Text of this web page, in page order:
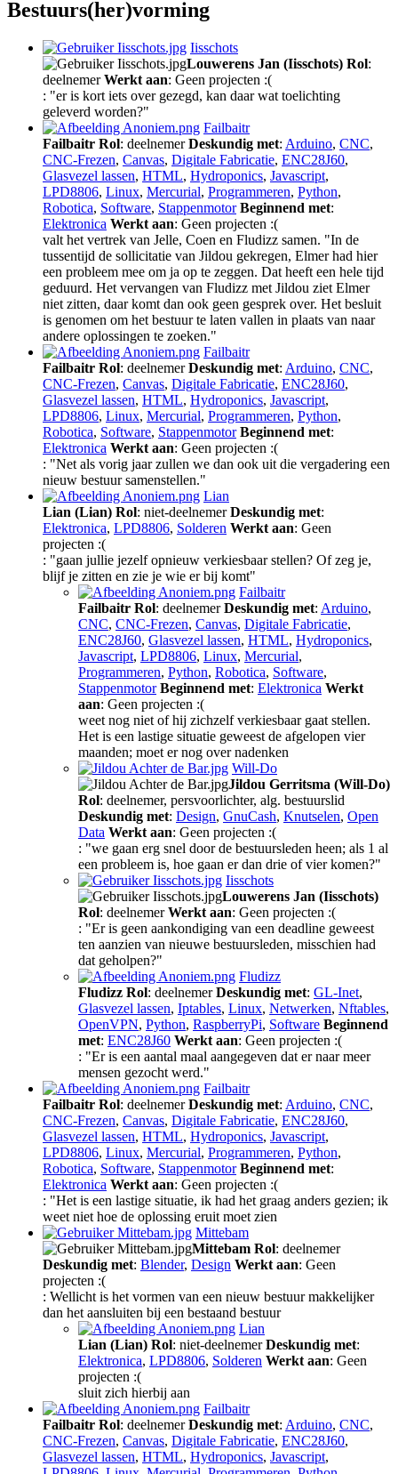
Bestuurs(her)vorming
Iisschots
Louwerens Jan (Iisschots) Rol:
deelnemerWerkt aan: Geen projecten :(
: "er is kort iets over gezegd, kan daar wat toelichting
geleverd worden?"
Failbaitr
Failbaitr Rol: deelnemerDeskundig met: Arduino, CNC,
CNC-Frezen, Canvas, Digitale Fabricatie, ENC28J60,
Glasvezel lassen, HTML, Hydroponics, Javascript,
LPD8806, Linux, Mercurial, Programmeren, Python,
Robotica, Software, Stappenmotor Beginnend met:
Elektronica Werkt aan: Geen projecten :(
valt het vertrek van Jelle, Coen en Fludizz samen. "In de
tussentijd de sollicitatie van Jildou gekregen, Elmer had hier
een probleem mee om ja op te zeggen. Dat heeft een hele tijd
geduurd. Het vervangen van Fludizz met Jildou ziet Elmer
niet zitten, daar komt dan ook geen gesprek over. Het besluit
is genomen om het bestuur te laten vallen in plaats van naar
andere oplossingen te zoeken."
Failbaitr
Failbaitr Rol: deelnemerDeskundig met: Arduino, CNC,
CNC-Frezen, Canvas, Digitale Fabricatie, ENC28J60,
Glasvezel lassen, HTML, Hydroponics, Javascript,
LPD8806, Linux, Mercurial, Programmeren, Python,
Robotica, Software, Stappenmotor Beginnend met:
Elektronica Werkt aan: Geen projecten :(
: "Net als vorig jaar zullen we dan ook uit die vergadering een
nieuw bestuur samenstellen."
Lian
Lian (Lian) Rol: niet-deelnemerDeskundig met:
Elektronica, LPD8806, Solderen Werkt aan: Geen
projecten :(
: "gaan jullie jezelf opnieuw verkiesbaar stellen? Of zeg je,
blijf je zitten en zie je wie er bij komt"
Failbaitr
Failbaitr Rol: deelnemerDeskundig met: Arduino,
CNC, CNC-Frezen, Canvas, Digitale Fabricatie,
ENC28J60, Glasvezel lassen, HTML, Hydroponics,
Javascript, LPD8806, Linux, Mercurial,
Programmeren, Python, Robotica, Software,
Stappenmotor Beginnend met: Elektronica Werkt
aan: Geen projecten :(
weet nog niet of hij zichzelf verkiesbaar gaat stellen.
Het is een lastige situatie geweest de afgelopen vier
maanden; moet er nog over nadenken
Will-Do
Jildou Gerritsma (Will-Do)
Rol: deelnemer, persvoorlichter, alg. bestuurslid
Deskundig met: Design, GnuCash, Knutselen, Open
Data Werkt aan: Geen projecten :(
: "we gaan erg snel door de bestuursleden heen; als 1 al
een probleem is, hoe gaan er dan drie of vier komen?"
Iisschots
Louwerens Jan (Iisschots)
Rol: deelnemerWerkt aan: Geen projecten :(
: "Er is geen aankondiging van een deadline geweest
ten aanzien van nieuwe bestuursleden, misschien had
dat geholpen?"
Fludizz
Fludizz Rol: deelnemerDeskundig met: GL-Inet,
Glasvezel lassen, Iptables, Linux, Netwerken, Nftables,
OpenVPN, Python, RaspberryPi, Software Beginnend
met: ENC28J60 Werkt aan: Geen projecten :(
: "Er is een aantal maal aangegeven dat er naar meer
mensen gezocht werd."
Failbaitr
Failbaitr Rol: deelnemerDeskundig met: Arduino, CNC,
CNC-Frezen, Canvas, Digitale Fabricatie, ENC28J60,
Glasvezel lassen, HTML, Hydroponics, Javascript,
LPD8806, Linux, Mercurial, Programmeren, Python,
Robotica, Software, Stappenmotor Beginnend met:
Elektronica Werkt aan: Geen projecten :(
: "Het is een lastige situatie, ik had het graag anders gezien; ik
weet niet hoe de oplossing eruit moet zien
Mittebam
Mittebam Rol: deelnemer
Deskundig met: Blender, Design Werkt aan: Geen
projecten :(
: Wellicht is het vormen van een nieuw bestuur makkelijker
dan het aansluiten bij een bestaand bestuur
Lian
Lian (Lian) Rol: niet-deelnemerDeskundig met:
Elektronica, LPD8806, Solderen Werkt aan: Geen
projecten :(
sluit zich hierbij aan
Failbaitr
Failbaitr Rol: deelnemerDeskundig met: Arduino, CNC,
CNC-Frezen, Canvas, Digitale Fabricatie, ENC28J60,
Glasvezel lassen, HTML, Hydroponics, Javascript,